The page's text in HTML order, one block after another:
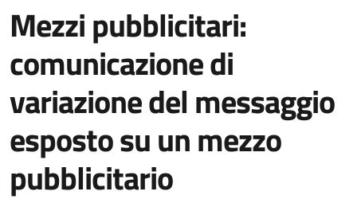
Mezzi pubblicitari:
comunicazione di
variazione del messaggio
esposto su un mezzo
pubblicitario